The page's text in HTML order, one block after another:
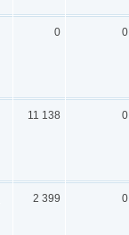
0 0
11 138 0
2 399 0